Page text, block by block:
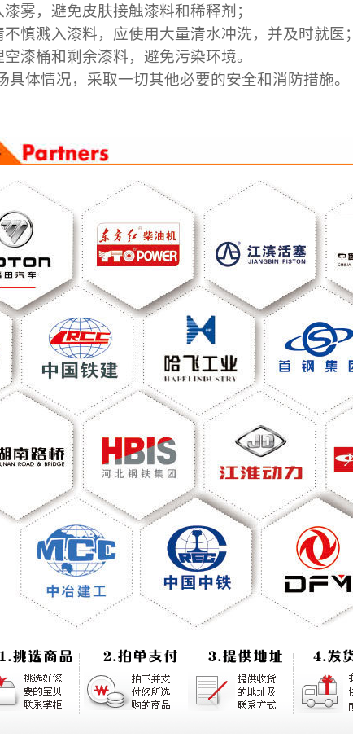
雾，避免皮肤接触漆料和稀释剂；
慎溅入漆料，应使用大量清水冲洗，并及时就医；
漆桶和剩余漆料，避免污染环境。
体情况，采取一切其他必要的安全和消防措施。